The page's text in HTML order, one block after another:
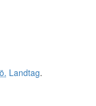
Landtag.